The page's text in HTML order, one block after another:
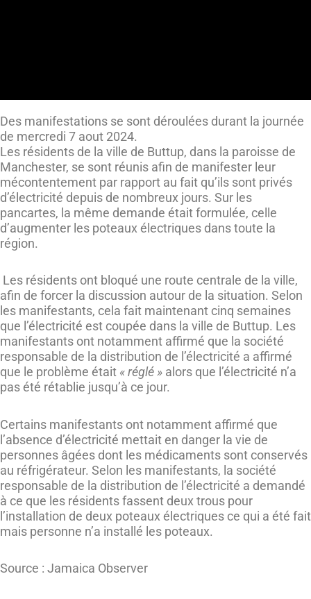
Des manifestations se sont déroulées durant la journée
de mercredi 7 aout 2024.
Les résidents de la ville de Buttup, dans la paroisse de
Manchester, se sont réunis afin de manifester leur
mécontentement par rapport au fait qu’ils sont privés
d’électricité depuis de nombreux jours. Sur les
pancartes, la même demande était formulée, celle
d’augmenter les poteaux électriques dans toute la
région.
Les résidents ont bloqué une route centrale de la ville,
afin de forcer la discussion autour de la situation. Selon
les manifestants, cela fait maintenant cinq semaines
que l’électricité est coupée dans la ville de Buttup. Les
manifestants ont notamment affirmé que la société
responsable de la distribution de l’électricité a affirmé
que le problème était « réglé » alors que l’électricité n’a
pas été rétablie jusqu’à ce jour.
Certains manifestants ont notamment affirmé que
l’absence d’électricité mettait en danger la vie de
personnes âgées dont les médicaments sont conservés
au réfrigérateur. Selon les manifestants, la société
responsable de la distribution de l’électricité a demandé
à ce que les résidents fassent deux trous pour
l’installation de deux poteaux électriques ce qui a été fait
mais personne n’a installé les poteaux.
Source : Jamaica Observer